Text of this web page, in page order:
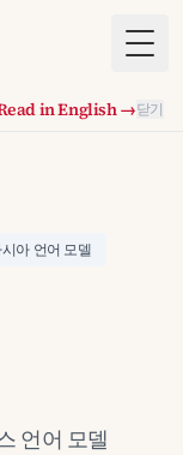
in English →닫기
아 언어 모델
언어 모델